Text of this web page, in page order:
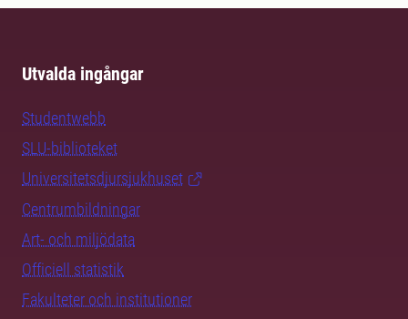
Utvalda ingångar
Studentwebb
SLU-biblioteket
Universitetsdjursjukhuset
Centrumbildningar
Art- och miljödata
Officiell statistik
Fakulteter och institutioner